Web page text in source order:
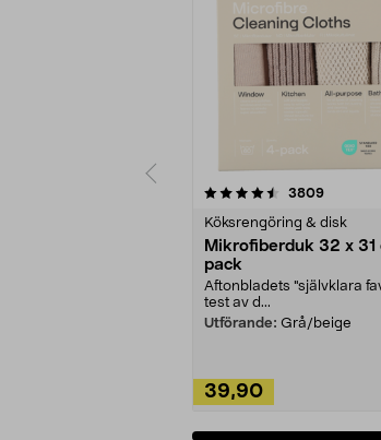
3809
Köksrengöring & disk
Mikrofiberduk 32 x 31
pack
Aftonbladets "självklara
test av d...
Utförande: Grå/beige
39,90
4.0av 5 stjärnor